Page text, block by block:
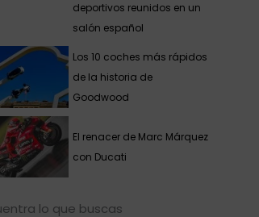
deportivos reunidos en un
salón español
Los 10 coches más rápidos
de la historia de
Goodwood
El renacer de Marc Márquez
con Ducati
lo que buscas